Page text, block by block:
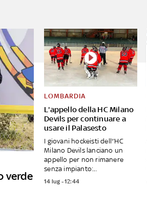
verde
L'appello della HC Milano
Devils per continuare a
usare il Palasesto
LOMBARDIA
I giovani hockeisti dell'’HC
Milano Devils lanciano un
appello per non rimanere
senza impianto:...
14 lug - 12:44